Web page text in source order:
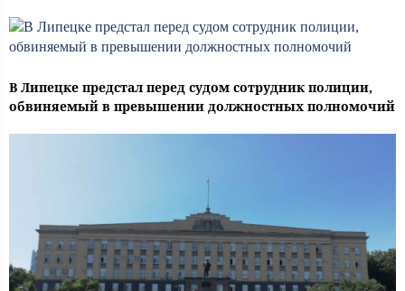
В Липецке предстал перед судом сотрудник полиции,
обвиняемый в превышении должностных полномочий